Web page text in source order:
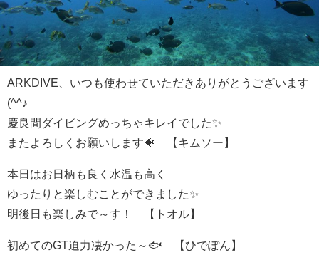
ARKDIVE、いつも使わせていただきありがとうございます
(^^♪
慶良間ダイビングめっちゃキレイでした✨
またよろしくお願いします🐠 【キムソー】
本日はお日柄も良く水温も高く
ゆったりと楽しむことができました✨
明後日も楽しみで～す！ 【トオル】
初めてのGT迫力凄かった～🐟 【ひでぽん】